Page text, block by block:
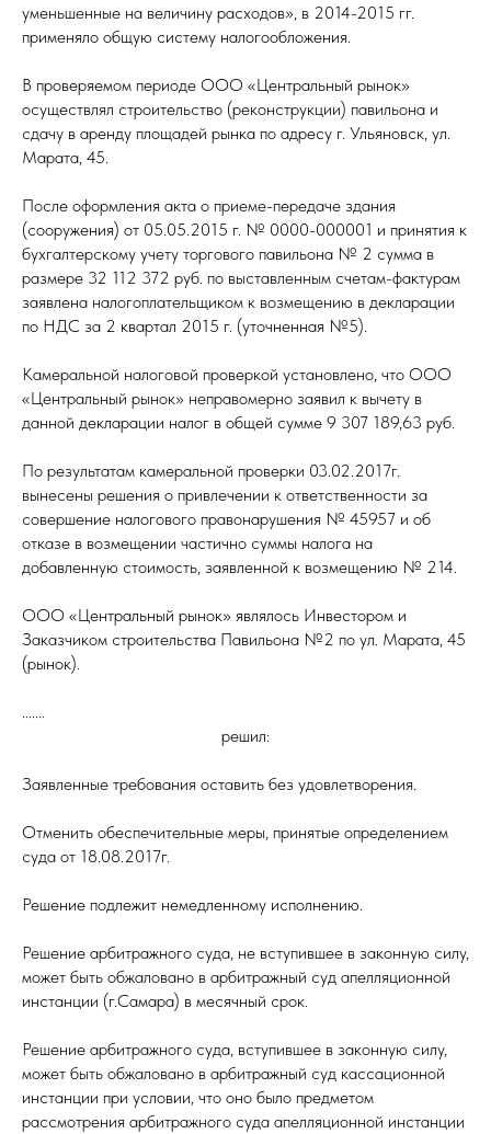
уменьшенные на величину расходов», в 2014-2015 гг.
применяло общую систему налогообложения.
В проверяемом периоде ООО «Центральный рынок»
осуществлял строительство (реконструкции) павильона и
сдачу в аренду площадей рынка по адресу г. Ульяновск, ул.
Марата, 45.
После оформления акта о приеме-передаче здания
(сооружения) от 05.05.2015 г. № 0000-000001 и принятия к
бухгалтерскому учету торгового павильона № 2 сумма в
размере 32 112 372 руб. по выставленным счетам-фактурам
заявлена налогоплательщиком к возмещению в декларации
по НДС за 2 квартал 2015 г. (уточненная №5).
Камеральной налоговой проверкой установлено, что ООО
«Центральный рынок» неправомерно заявил к вычету в
данной декларации налог в общей сумме 9 307 189,63 руб.
По результатам камеральной проверки 03.02.2017г.
вынесены решения о привлечении к ответственности за
совершение налогового правонарушения № 45957 и об
отказе в возмещении частично суммы налога на
добавленную стоимость, заявленной к возмещению № 214.
ООО «Центральный рынок» являлось Инвестором и
Заказчиком строительства Павильона №2 по ул. Марата, 45
(рынок).
.......
решил:
Заявленные требования оставить без удовлетворения.
Отменить обеспечительные меры, принятые определением
суда от 18.08.2017г.
Решение подлежит немедленному исполнению.
Решение арбитражного суда, не вступившее в законную силу,
может быть обжаловано в арбитражный суд апелляционной
инстанции (г.Самара) в месячный срок.
Решение арбитражного суда, вступившее в законную силу,
может быть обжаловано в арбитражный суд кассационной
инстанции при условии, что оно было предметом
рассмотрения арбитражного суда апелляционной инстанции